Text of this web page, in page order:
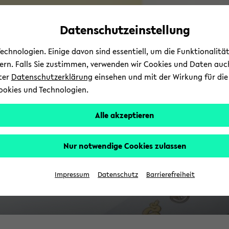
Automatische
vermeiden
skip
main
skip
main
skip
footer
Datenschutzeinstellung
Einige davon sind essentiell, um die
Falls Sie zustimmen, verwenden wir Cookies und Daten
Datenschutzerklärung einsehen und mit der Wirkung für
und Technologien.
Alle akzeptieren
Nur notwendige Cookies zulassen
Impressum Datenschutz Barrierefreiheit